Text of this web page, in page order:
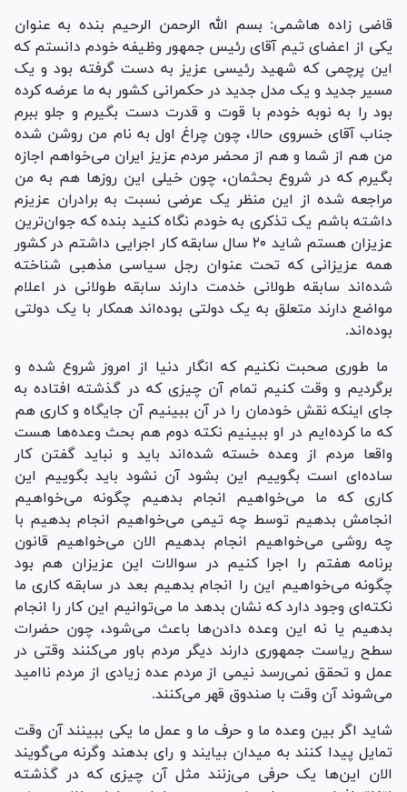
قاضی زاده هاشمی: بسم الله الرحمن الرحیم بنده به عنوان
یکی از اعضای تیم آقای رئیس جمهور وظیفه خودم دانستم که
این پرچمی که شهید رئیسی عزیز به دست گرفته بود و یک
مسیر جدید و یک مدل جدید در حکمرانی کشور به ما عرضه کرده
بود را به نوبه خودم با قوت و قدرت دست بگیرم و جلو ببرم
جناب آقای خسروی حالا، چون چراغ اول به نام من روشن شده
من هم از شما و هم از محضر مردم عزیز ایران می‌خواهم اجازه
بگیرم که در شروع بحثمان، چون خیلی این روز‌ها هم به من
مراجعه شده از این منظر یک عرضی نسبت به برادران عزیزم
داشته باشم یک تذکری به خودم نگاه کنید بنده که جوان‌ترین
عزیزان هستم شاید ۲۰ سال سابقه کار اجرایی داشتم در کشور
همه عزیزانی که تحت عنوان رجل سیاسی مذهبی شناخته
شده‌اند سابقه طولانی خدمت دارند سابقه طولانی در اعلام
مواضع دارند متعلق به یک دولتی بوده‌اند همکار با یک دولتی
بوده‌اند.
ما طوری صحبت نکنیم که انگار دنیا از امروز شروع شده و
برگردیم و وقت کنیم تمام آن چیزی که در گذشته افتاده به
جای اینکه نقش خودمان را در آن ببینیم آن جایگاه و کاری هم
که ما کرده‌ایم در او ببینیم نکته دوم هم بحث وعده‌ها هست
واقعا مردم از وعده خسته شده‌اند باید و نباید گفتن کار
ساده‌ای است بگوییم این بشود آن نشود باید بگوییم این
کاری که ما می‌خواهیم انجام بدهیم چگونه می‌خواهیم
انجامش بدهیم توسط چه تیمی می‌خواهیم انجام بدهیم با
چه روشی می‌خواهیم انجام بدهیم الان می‌خواهیم قانون
برنامه هفتم را اجرا کنیم در سوالات این عزیزان هم بود
چگونه می‌خواهیم این را انجام بدهیم بعد در سابقه کاری ما
نکته‌ای وجود دارد که نشان بدهد ما می‌توانیم این کار را انجام
بدهیم یا نه این وعده دادن‌ها باعث می‌شود، چون حضرات
سطح ریاست جمهوری دارند دیگر مردم باور می‌کنند وقتی در
عمل و تحقق نمی‌رسد نیمی از مردم عده زیادی از مردم ناامید
می‌شوند آن وقت با صندوق قهر می‌کنند.
شاید اگر بین وعده ما و حرف ما و عمل ما یکی ببینند آن وقت
تمایل پیدا کنند به میدان بیایند و رای بدهند وگرنه می‌گویند
الان این‌ها یک حرفی می‌زنند مثل آن چیزی که در گذشته